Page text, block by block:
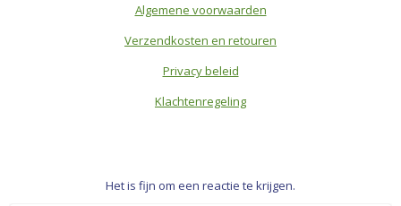
Algemene voorwaarden
Verzendkosten en retouren
Privacy beleid
Klachtenregeling
Het is fijn om een reactie te krijgen.